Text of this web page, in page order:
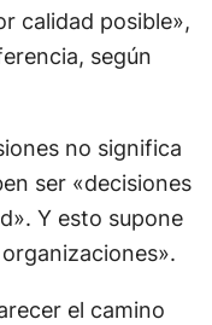
calidad posible»,
según
no significa
ser «decisiones
Y esto supone
el camino